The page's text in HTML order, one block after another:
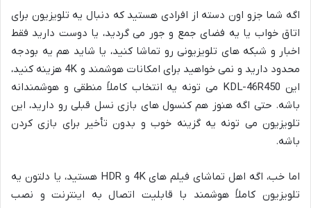
اگه شما جزو اون دسته از افرادی هستید که دنبال یه تلویزیون برای
اتاق خواب یا یه فضای جمع و جور می گردید، یا دوست دارید فقط
اخبار و شبکه های تلویزیونی رو تماشا کنید، یا شاید هم یه بودجه
محدود دارید و نمی خواهید برای امکانات هوشمند و 4K هزینه کنید،
این KDL-46R450 می تونه یه انتخاب کاملاً منطقی و هوشمندانه
باشه. حتی اگه هنوز هم کنسول های بازی نسل قبلی رو دارید، این
تلویزیون می تونه یه گزینه خوب و بدون تأخیر برای بازی کردن
باشه.
اما خب، اگه اهل تماشای فیلم های 4K و HDR هستید، یا دلتون یه
تلویزیون کاملاً هوشمند با قابلیت اتصال به اینترنت و نصب